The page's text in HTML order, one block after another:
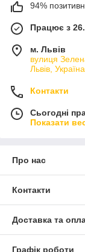
94%
Працює з
м. Львів
вулиця
Львів, Україна
Контакти
Сьогодні
Показати
Про нас
Контакти
Доставка та
Графік роботи